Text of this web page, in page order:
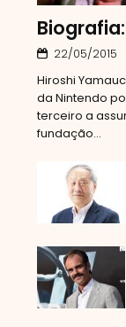
22/05/2015
Hiroshi
da Nintendo
terceiro a
fundação...